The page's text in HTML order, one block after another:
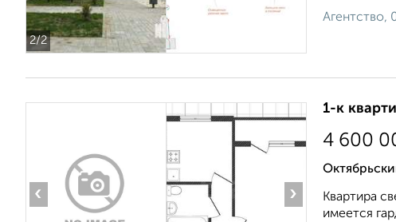
2/2
Агентство,
‹ ›
1-к
4 600
Квартира
имеется